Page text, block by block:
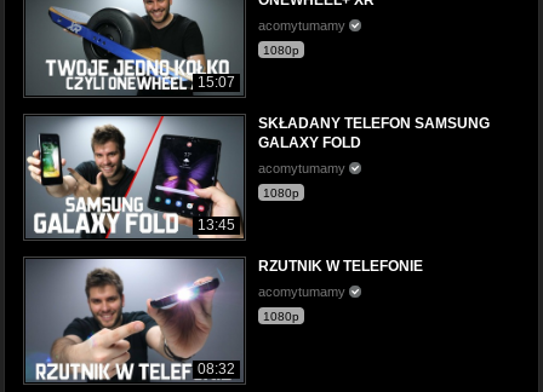
15:07
acomytumamy
1080p
13:45
SKŁADANY TELEFON SAMSUNG
GALAXY FOLD
acomytumamy
1080p
08:32
RZUTNIK W TELEFONIE
acomytumamy
1080p